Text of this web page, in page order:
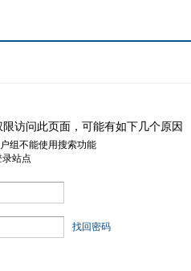
访问此页面，可能有如下几个原因
组不能使用搜索功能
站点
找回密码